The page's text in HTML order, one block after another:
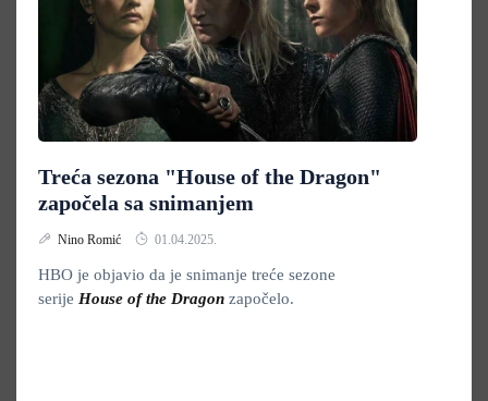
Treća sezona "House of the Dragon"
započela sa snimanjem
Nino Romić 01.04.2025.
HBO je objavio da je snimanje treće sezone
serije House of the Dragon započelo.